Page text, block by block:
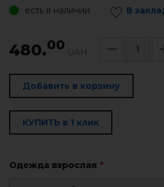
есть в наличии В
480.00 UAH
Добавить в корзину
КУПИТЬ в 1 клик
Одежда взрослая *